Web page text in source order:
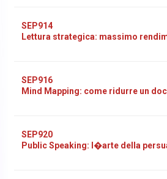
SEP914
Lettura strategica: massimo
SEP916
Mind Mapping: come ridurre un
SEP920
Public Speaking: l�arte della